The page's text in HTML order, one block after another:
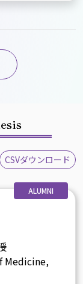
CSVダウンロード
ALUMNI
Medicine,